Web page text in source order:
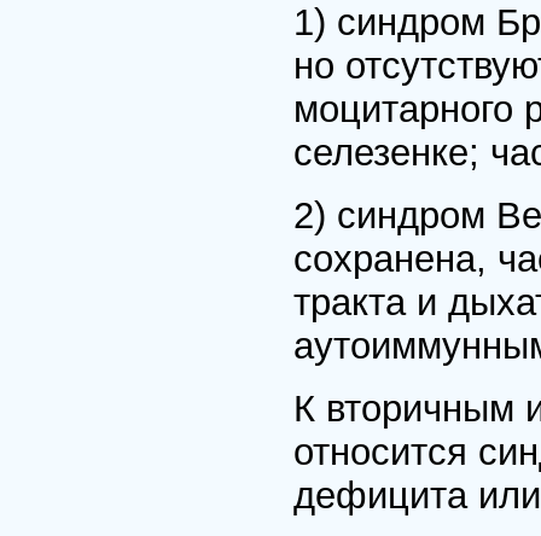
1) синдром
но
моцитарного
селезенке;
2) синдром
сохранена,
тракта и
К вторичным
относится
дефицита